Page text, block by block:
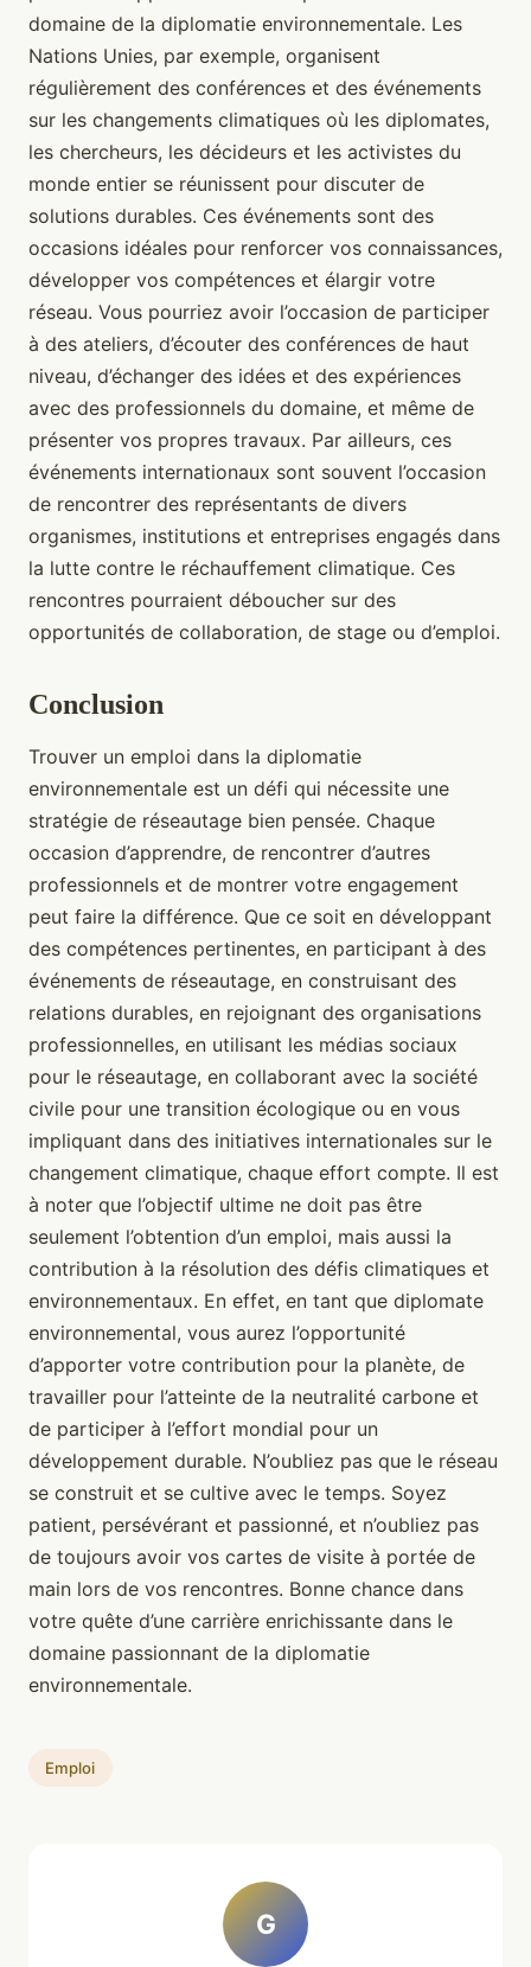
domaine de la diplomatie environnementale. Les
Nations Unies, par exemple, organisent
régulièrement des conférences et des événements
sur les changements climatiques où les diplomates,
les chercheurs, les décideurs et les activistes du
monde entier se réunissent pour discuter de
solutions durables. Ces événements sont des
occasions idéales pour renforcer vos connaissances,
développer vos compétences et élargir votre
réseau. Vous pourriez avoir l’occasion de participer
à des ateliers, d’écouter des conférences de haut
niveau, d’échanger des idées et des expériences
avec des professionnels du domaine, et même de
présenter vos propres travaux. Par ailleurs, ces
événements internationaux sont souvent l’occasion
de rencontrer des représentants de divers
organismes, institutions et entreprises engagés dans
la lutte contre le réchauffement climatique. Ces
rencontres pourraient déboucher sur des
opportunités de collaboration, de stage ou d’emploi.
Conclusion
Trouver un emploi dans la diplomatie
environnementale est un défi qui nécessite une
stratégie de réseautage bien pensée. Chaque
occasion d’apprendre, de rencontrer d’autres
professionnels et de montrer votre engagement
peut faire la différence. Que ce soit en développant
des compétences pertinentes, en participant à des
événements de réseautage, en construisant des
relations durables, en rejoignant des organisations
professionnelles, en utilisant les médias sociaux
pour le réseautage, en collaborant avec la société
civile pour une transition écologique ou en vous
impliquant dans des initiatives internationales sur le
changement climatique, chaque effort compte. Il est
à noter que l’objectif ultime ne doit pas être
seulement l’obtention d’un emploi, mais aussi la
contribution à la résolution des défis climatiques et
environnementaux. En effet, en tant que diplomate
environnemental, vous aurez l’opportunité
d’apporter votre contribution pour la planète, de
travailler pour l’atteinte de la neutralité carbone et
de participer à l’effort mondial pour un
développement durable. N’oubliez pas que le réseau
se construit et se cultive avec le temps. Soyez
patient, persévérant et passionné, et n’oubliez pas
de toujours avoir vos cartes de visite à portée de
main lors de vos rencontres. Bonne chance dans
votre quête d’une carrière enrichissante dans le
domaine passionnant de la diplomatie
environnementale.
Emploi
G